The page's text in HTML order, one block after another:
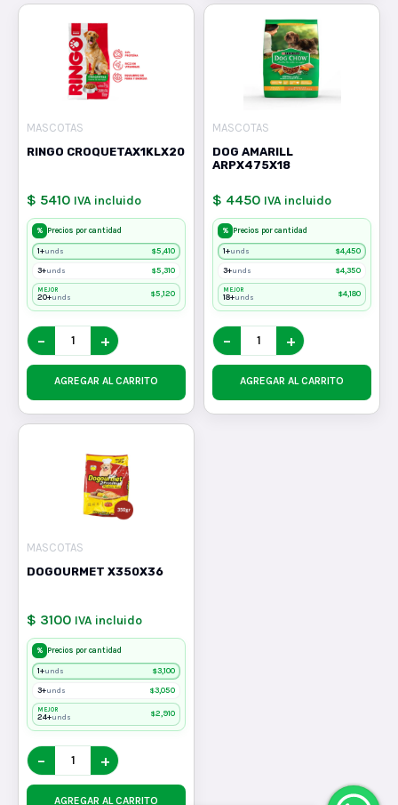
MASCOTAS
RINGO CROQUETAX1KLX20
$ 5410 IVA incluido
% Precios por cantidad
1+unds $5,410
3+unds $5,310
MEJOR
20+unds $5,120
− +
AGREGAR AL CARRITO
MASCOTAS
DOG AMARILL
ARPX475X18
$ 4450 IVA incluido
% Precios por cantidad
1+unds $4,450
3+unds $4,350
MEJOR
18+unds $4,180
− +
AGREGAR AL CARRITO
MASCOTAS
DOGOURMET X350X36
$ 3100 IVA incluido
% Precios por cantidad
1+unds $3,100
3+unds $3,050
MEJOR
24+unds $2,910
− +
AGREGAR AL CARRITO